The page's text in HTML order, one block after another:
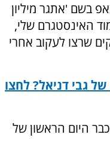
בשם 'אתגר מיליון
האינסטגרם שלי,
850 בעלי עסקים שרצו לעקוב אחרי
גבי דניאל? לחצו
היום הראשון של